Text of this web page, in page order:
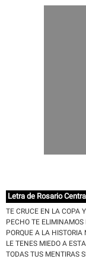
Letra de Rosario
TE CRUCE EN LA COPA
PECHO TE ELIMINAMOS
PORQUE A LA
LE TENES MIEDO A
TODAS TUS MENTIRAS